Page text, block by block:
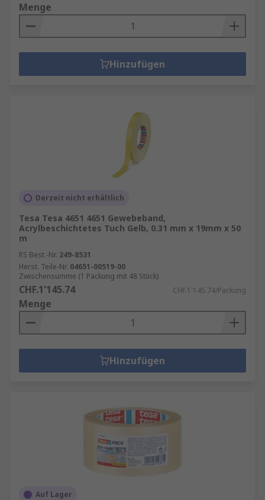
Menge
Hinzufügen
Derzeit nicht erhältlich
Tesa Tesa 4651 4651 Gewebeband,
Acrylbeschichtetes Tuch Gelb, 0.31 mm x 19mm x 50
m
RS Best.-Nr. 249-8531
Herst. Teile-Nr. 04651-00519-00
Zwischensumme (1 Packung mit 48 Stück)
CHF.1'145.74 CHF.1'145.74/Packung
Menge
Hinzufügen
Auf Lager